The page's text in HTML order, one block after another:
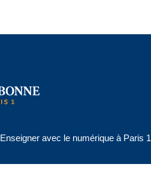
Enseigner avec le numérique à Paris 1